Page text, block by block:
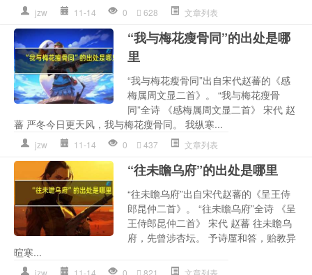
jzw 11-14 0 628 文章列表
“我与梅花瘦骨同”的出处是哪
里
“我与梅花瘦骨同”出自宋代赵蕃的《感
梅属周文显二首》。 “我与梅花瘦骨
同”全诗 《感梅属周文显二首》 宋代 赵
蕃 严冬今日更天风，我与梅花瘦骨同。 我纵寒...
jzw 11-14 0 437 文章列表
“往未瞻乌府”的出处是哪里
“往未瞻乌府”出自宋代赵蕃的《呈王侍
郎昆仲二首》。 “往未瞻乌府”全诗 《呈
王侍郎昆仲二首》 宋代 赵蕃 往未瞻乌
府，先曾涉杏坛。 予诗厪和答，贻教异
暄寒...